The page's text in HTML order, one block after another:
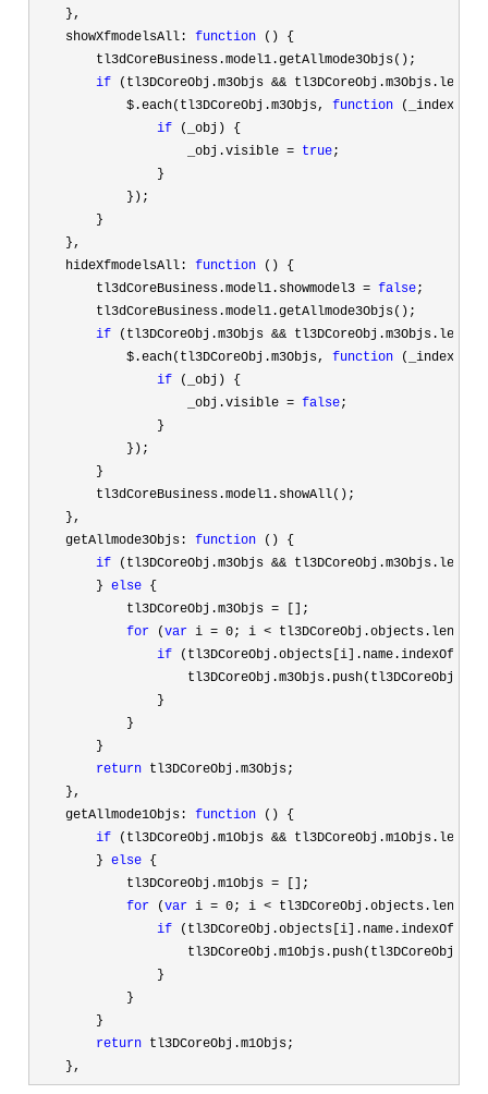
    },
    showXfmodelsAll:
function () {
        tl3dCoreBusiness.model1.getAllmode3Objs();
if (tl3DCoreObj.m3Objs &&
            $.each(tl3DCoreObj.m3Objs,
function (_index,
if (_obj) {
                    _obj.visible
= true;
                }
            });
        }
    },
    hideXfmodelsAll:
function () {
        tl3dCoreBusiness.model1.showmodel3
= false;
        tl3dCoreBusiness.model1.getAllmode3Objs();
if (tl3DCoreObj.m3Objs &&
            $.each(tl3DCoreObj.m3Objs,
function (_index,
if (_obj) {
                    _obj.visible
= false;
                }
            });
        }
        tl3dCoreBusiness.model1.showAll();
    },
    getAllmode3Objs:
function () {
if (tl3DCoreObj.m3Objs &&
        }
else {
            tl3DCoreObj.m3Objs
= [];
for (var i = 0; i < tl3DCoreObj.objects.length;
if
                }
            }
        }
return tl3DCoreObj.m3Objs;
    },
    getAllmode1Objs:
function () {
if (tl3DCoreObj.m1Objs &&
        }
else {
            tl3DCoreObj.m1Objs
= [];
for (var i = 0; i < tl3DCoreObj.objects.length;
if
                }
            }
        }
return tl3DCoreObj.m1Objs;
    },